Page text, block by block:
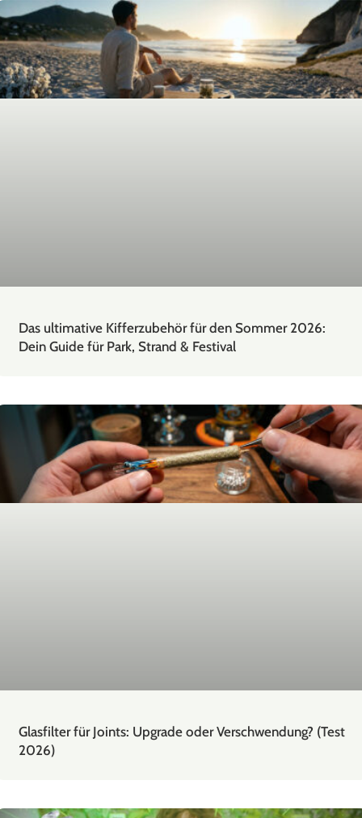
Das ultimative Kifferzubehör für den Sommer 2026:
Dein Guide für Park, Strand & Festival
Glasfilter für Joints: Upgrade oder Verschwendung? (Test
2026)